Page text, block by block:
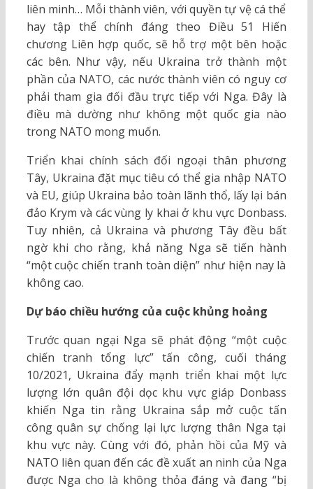
liên minh… Mỗi thành viên, với quyền tự vệ cá thể
hay tập thể chính đáng theo Điều 51 Hiến
chương Liên hợp quốc, sẽ hỗ trợ một bên hoặc
các bên. Như vậy, nếu Ukraina trở thành một
phần của NATO, các nước thành viên có nguy cơ
phải tham gia đối đầu trực tiếp với Nga. Đây là
điều mà dường như không một quốc gia nào
trong NATO mong muốn.
Triển khai chính sách đối ngoại thân phương
Tây, Ukraina đặt mục tiêu có thể gia nhập NATO
và EU, giúp Ukraina bảo toàn lãnh thổ, lấy lại bán
đảo Krym và các vùng ly khai ở khu vực Donbass.
Tuy nhiên, cả Ukraina và phương Tây đều bất
ngờ khi cho rằng, khả năng Nga sẽ tiến hành
“một cuộc chiến tranh toàn diện” như hiện nay là
không cao.
Dự báo chiều hướng của cuộc khủng hoảng
Trước quan ngại Nga sẽ phát động “một cuộc
chiến tranh tổng lực” tấn công, cuối tháng
10/2021, Ukraina đẩy mạnh triển khai một lực
lượng lớn quân đội dọc khu vực giáp Donbass
khiến Nga tin rằng Ukraina sắp mở cuộc tấn
công quân sự chống lại lực lượng thân Nga tại
khu vực này. Cùng với đó, phản hồi của Mỹ và
NATO liên quan đến các đề xuất an ninh của Nga
được Nga cho là không thỏa đáng và đang “bị